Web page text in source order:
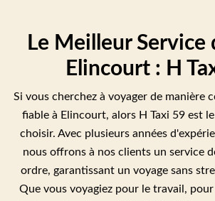
Le Meilleur Service
Elincourt : H
Si vous cherchez à voyager de manière
fiable à Elincourt, alors H Taxi 59 est
choisir. Avec plusieurs années
nous offrons à nos clients un service
ordre, garantissant un voyage sans
Que vous voyagiez pour le travail,